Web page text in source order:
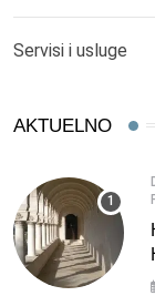
Servisi i usluge
AKTUELNO